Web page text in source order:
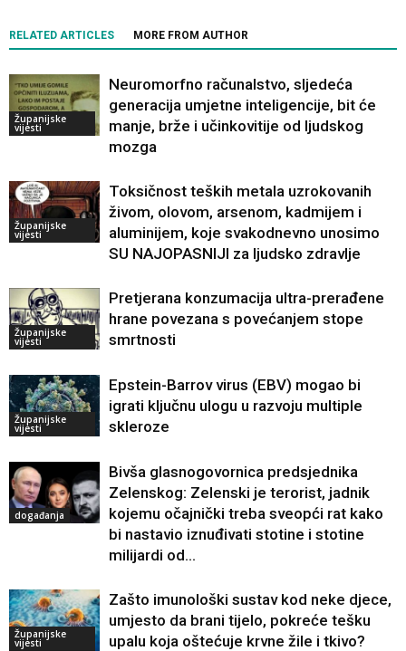
RELATED ARTICLES MORE FROM AUTHOR
Županijske
vijesti
Neuromorfno računalstvo, sljedeća
generacija umjetne inteligencije, bit će
manje, brže i učinkovitije od ljudskog
mozga
Županijske
vijesti
Toksičnost teških metala uzrokovanih
živom, olovom, arsenom, kadmijem i
aluminijem, koje svakodnevno unosimo
SU NAJOPASNIJI za ljudsko zdravlje
Županijske
vijesti
Pretjerana konzumacija ultra-prerađene
hrane povezana s povećanjem stope
smrtnosti
Županijske
vijesti
Epstein-Barrov virus (EBV) mogao bi
igrati ključnu ulogu u razvoju multiple
skleroze
događanja
Bivša glasnogovornica predsjednika
Zelenskog: Zelenski je terorist, jadnik
kojemu očajnički treba sveopći rat kako
bi nastavio iznuđivati ​​stotine i stotine
milijardi od...
Županijske
vijesti
Zašto imunološki sustav kod neke djece,
umjesto da brani tijelo, pokreće tešku
upalu koja oštećuje krvne žile i tkivo?